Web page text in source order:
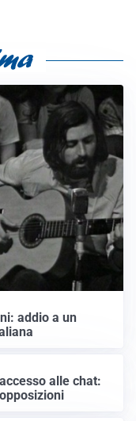
addio a un
alle chat: